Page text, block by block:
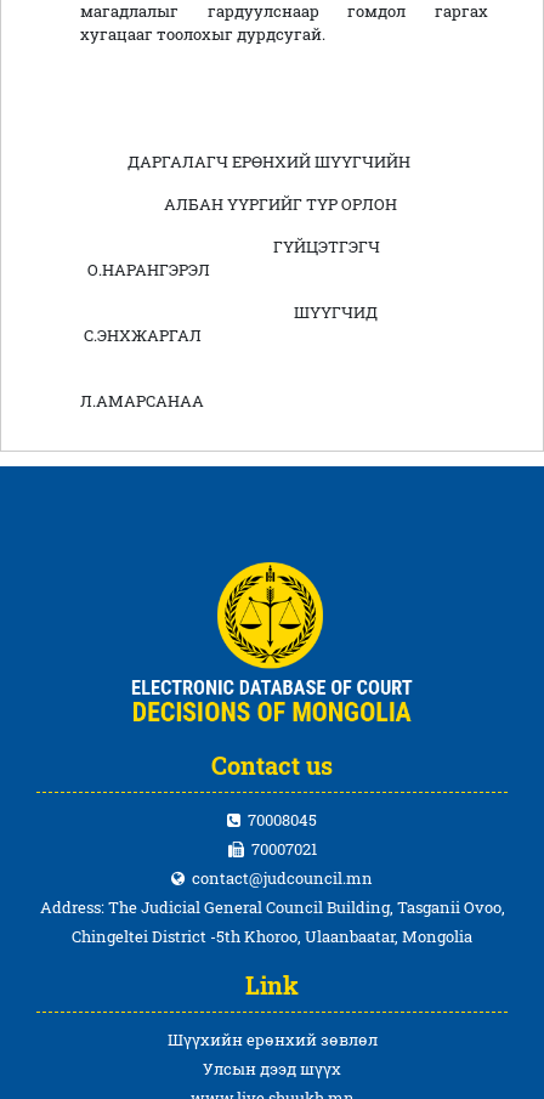
магадлалыг гардуулснаар гомдол гаргах
хугацааг тоолохыг дурдсугай.
ДАРГАЛАГЧ ЕРӨНХИЙ ШҮҮГЧИЙН
АЛБАН ҮҮРГИЙГ ТҮР ОРЛОН
ГҮЙЦЭТГЭГЧ
О.НАРАНГЭРЭЛ
ШҮҮГЧИД
С.ЭНХЖАРГАЛ
Л.АМАРСАНАА
Contact us
70008045
70007021
contact@judcouncil.mn
Address: The Judicial General Council Building, Tasganii Ovoo,
Chingeltei District -5th Khoroo, Ulaanbaatar, Mongolia
Link
Шүүхийн ерөнхий зөвлөл
Улсын дээд шүүх